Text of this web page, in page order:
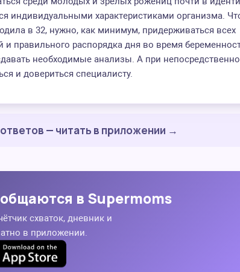
индивидуальными характеристиками организма.
в 32, нужно, как минимум, придерживаться всех
и правильного распорядка дня во время
необходимые анализы. А при
и довериться специалисту.
— читать в приложении →
в Supermoms
схваток, дневник и
в приложении.